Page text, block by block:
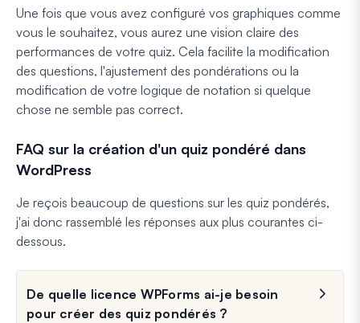
Une fois que vous avez configuré vos graphiques comme
vous le souhaitez, vous aurez une vision claire des
performances de votre quiz. Cela facilite la modification
des questions, l'ajustement des pondérations ou la
modification de votre logique de notation si quelque
chose ne semble pas correct.
FAQ sur la création d'un quiz pondéré dans
WordPress
Je reçois beaucoup de questions sur les quiz pondérés,
j'ai donc rassemblé les réponses aux plus courantes ci-
dessous.
De quelle licence WPForms ai-je besoin
pour créer des quiz pondérés ?